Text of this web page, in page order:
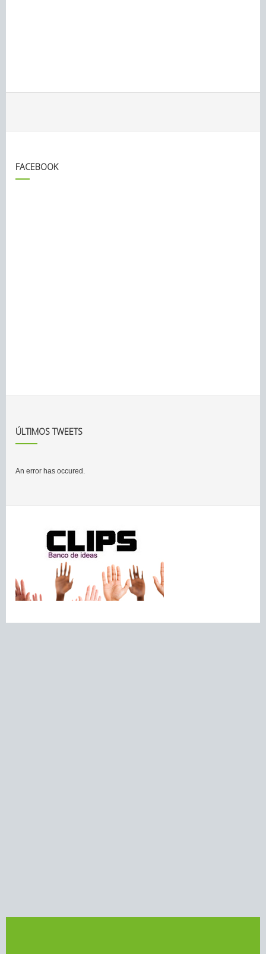
FACEBOOK
ÚLTIMOS TWEETS
An error has occured.